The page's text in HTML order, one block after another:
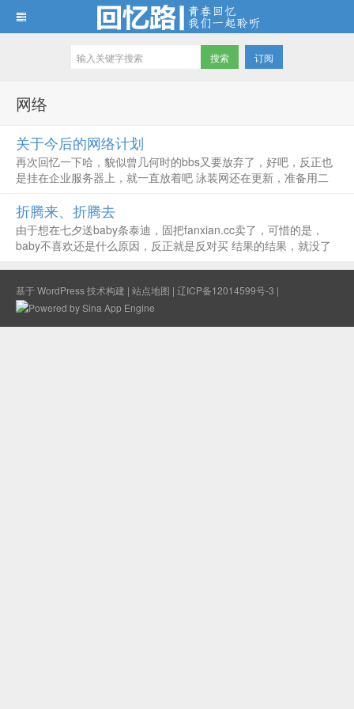
订阅
网络
关于今后的网络计划
再次回忆一下哈，貌似曾几何时的bbs又要放弃了，好吧，反正也
是挂在企业服务器上，就一直放着吧 泳装网还在更新，准备用二
便，多年后的自己回忆 相信sae，数据可以有保证，开发者认证也
足够使用资源 ...
折腾来、折腾去
由于想在七夕送baby条泰迪，固把fanxian.cc卖了，可惜的是，
baby不喜欢还是什么原因，反正就是反对买 结果的结果，就没了
基于WordPress技术构建 | 站点地图 | 辽ICP备12014599号-3 |